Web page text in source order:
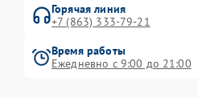
Горячая линия
+7 (863) 333-79-21
Время работы
Ежедневно с 9:00 до 21:00